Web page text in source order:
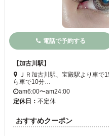
電話で予約する
【加古川駅】
ＪＲ加古川駅、宝殿駅より車
ら車で10分…
am6:00〜am24:00
定休日： 不定休
おすすめクーポン